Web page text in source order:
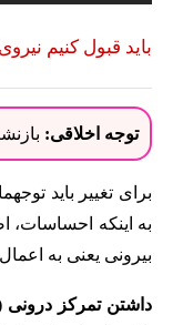
باید قبول کنیم
توجه اخلاقی:
برای تغییر باید
به اینکه
بیرونی یعنی به
داشتن تمرکز درونی